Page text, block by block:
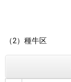
（2）種牛区